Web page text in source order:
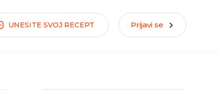
UNESITE SVOJ RECEPT Prijavi se